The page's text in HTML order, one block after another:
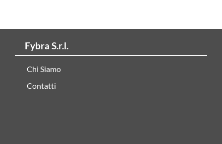
Fybra S.r.l.
Chi Siamo
Contatti